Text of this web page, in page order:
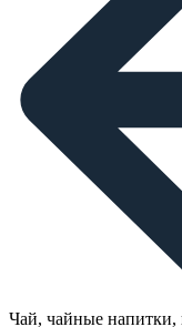
Чай, чайные напитки,